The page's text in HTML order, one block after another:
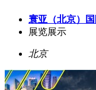
寰亚（北京）
展览展示
北京